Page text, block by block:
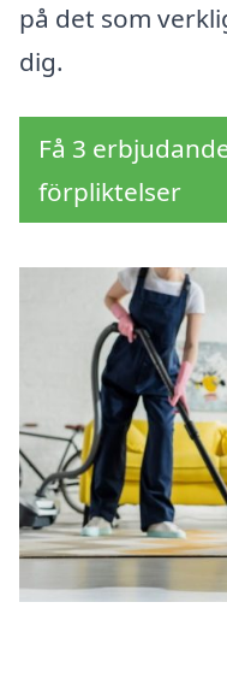
på det som
dig.
Få 3
förpliktelser